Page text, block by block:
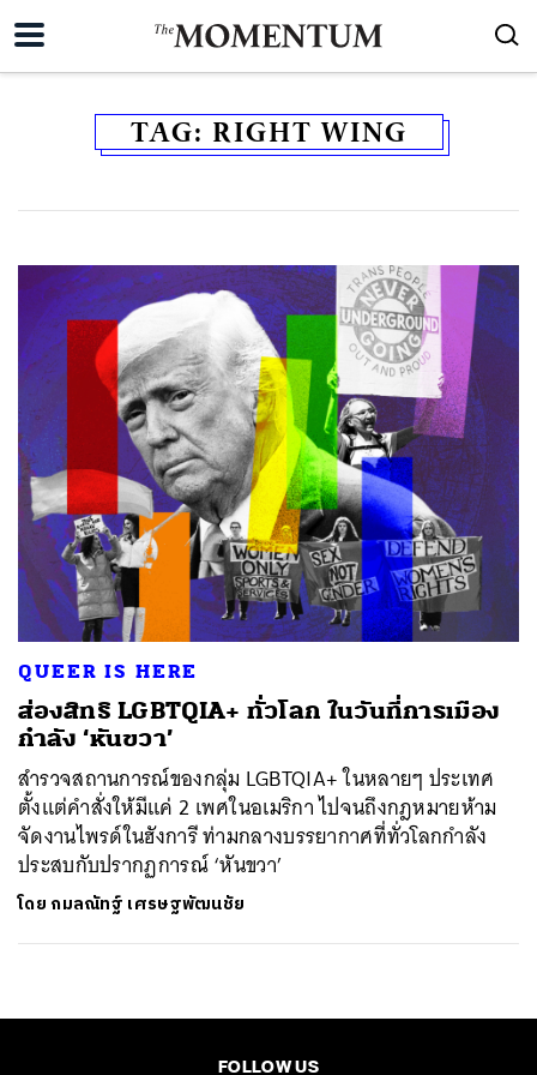
TAG: RIGHT WING
QUEER IS HERE
ส่องสิทธิ LGBTQIA+ ทั่วโลก ในวันที่การเมือง
กำลัง ‘หันขวา’
สำรวจสถานการณ์ของกลุ่ม LGBTQIA+ ในหลายๆ ประเทศ
ตั้งแต่คำสั่งให้มีแค่ 2 เพศในอเมริกา ไปจนถึงกฎหมายห้าม
จัดงานไพรด์ในฮังการี ท่ามกลางบรรยากาศที่ทั่วโลกกำลัง
ประสบกับปรากฏการณ์ ‘หันขวา’
โดย กมลณัทฐ์ เศรษฐพัฒนชัย
FOLLOW US
ค้นหา
SHARE TWEET LINE EMAIL